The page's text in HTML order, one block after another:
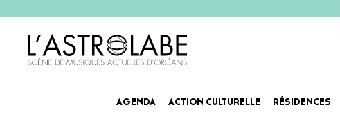
AGENDA ACTION CULTURELLE RÉSIDENCES